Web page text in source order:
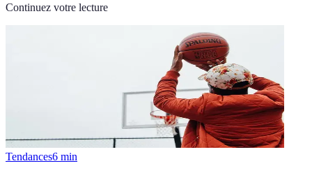
Continuez votre lecture
Tendances6 min